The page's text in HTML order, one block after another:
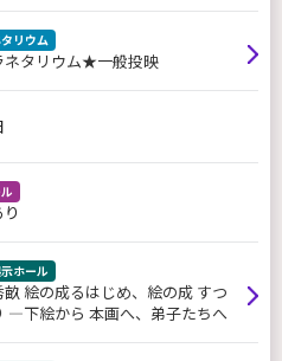
リウム
タリウム★一般投映
ホール
絵の成るはじめ、絵の成 すつ
―下絵から 本画へ、弟子たちへ